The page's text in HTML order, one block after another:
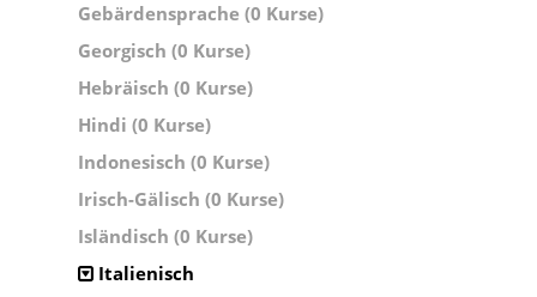
Gebärdensprache (0 Kurse)
Georgisch (0 Kurse)
Hebräisch (0 Kurse)
Hindi (0 Kurse)
Indonesisch (0 Kurse)
Irisch-Gälisch (0 Kurse)
Isländisch (0 Kurse)
Italienisch